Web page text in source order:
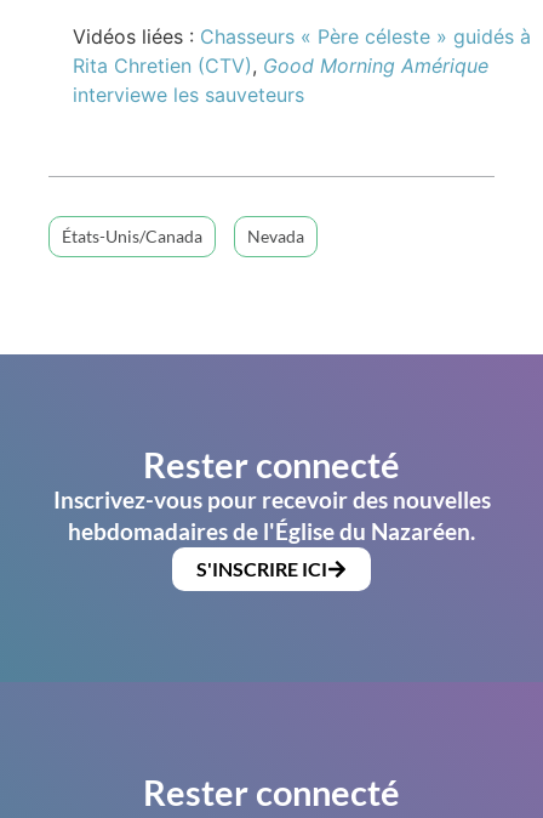
Vidéos liées : Chasseurs « Père céleste » guidés à
Rita Chretien (CTV), Good Morning Amérique
interviewe les sauveteurs
États-Unis/Canada Nevada
Rester connecté
Inscrivez-vous pour recevoir des nouvelles
hebdomadaires de l'Église du Nazaréen.
S'INSCRIRE ICI
Rester connecté